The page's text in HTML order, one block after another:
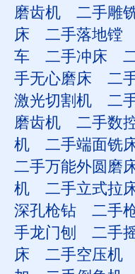
磨齿机
二手雕
床
二手落地镗
车
二手冲床
手无心磨床
二
激光切割机
二
磨齿机
二手数
机
二手端面铣
二手万能外圆磨
机
二手立式拉
深孔枪钻
二手
手龙门刨
二手
床
二手空压机